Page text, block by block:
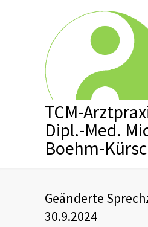
TCM-
Dipl.-Med.
Boehm-
Geänderte
30.9.2024